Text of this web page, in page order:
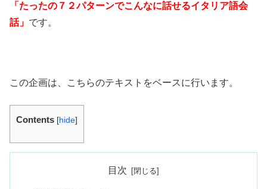
「たったの７２パターンでこんなに話せるイタリア語会
話」 です。
この企画は、こちらのテキストをベースに行います。
Contents [hide]
目次